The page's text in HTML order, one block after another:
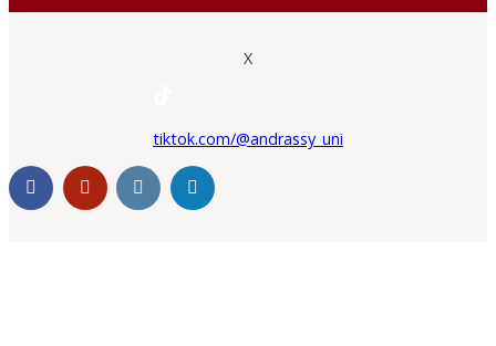
X
tiktok.com/@andrassy_uni